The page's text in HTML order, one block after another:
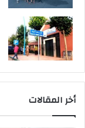
أخر المقالات